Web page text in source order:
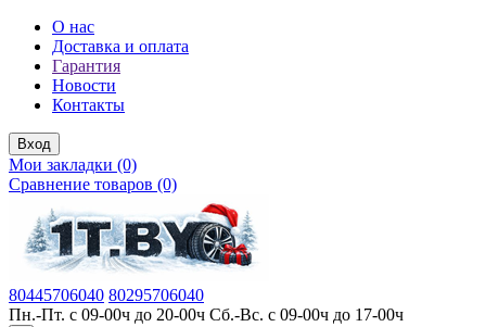
О нас
Доставка и оплата
Гарантия
Новости
Контакты
Вход
Мои закладки (0)
Сравнение товаров (0)
80445706040 80295706040
Пн.-Пт. с 09-00ч до 20-00ч Сб.-Вс. с 09-00ч до 17-00ч